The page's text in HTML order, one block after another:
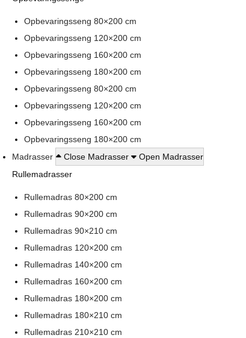
Opbevaringsseng 80×200 cm
Opbevaringsseng 120×200 cm
Opbevaringsseng 160×200 cm
Opbevaringsseng 180×200 cm
Opbevaringsseng 80×200 cm
Opbevaringsseng 120×200 cm
Opbevaringsseng 160×200 cm
Opbevaringsseng 180×200 cm
Madrasser
Close Madrasser
Open Madrasser
Rullemadrasser
Rullemadras 80×200 cm
Rullemadras 90×200 cm
Rullemadras 90×210 cm
Rullemadras 120×200 cm
Rullemadras 140×200 cm
Rullemadras 160×200 cm
Rullemadras 180×200 cm
Rullemadras 180×210 cm
Rullemadras 210×210 cm